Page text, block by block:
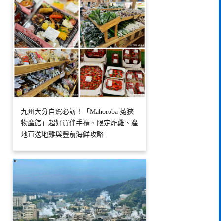
九州大分自駕必訪！「Mahoroba 菟狹
物產館」超好買伴手禮、限定炸雞、產
地直送地雞與豐前海鮮攻略